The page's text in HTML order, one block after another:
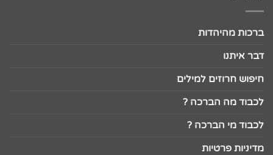
ברכות מהיהדות
דבר איתנו
חיפוש חרוזים למילים
לכבוד מה הברכה ?
לכבוד מי הברכה ?
מדיניות פרטיות